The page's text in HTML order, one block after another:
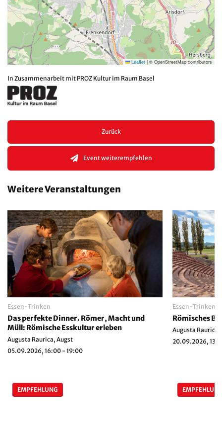
Leaflet | © OpenStreetMap contributors
In Zusammenarbeit mit PROZ Kultur im Raum Basel
Zurück
Event weiterempfehlen
Weitere Veranstaltungen
Essen-Trinken
Das perfekte Dinner. Römer, Macht und
Müll: Römische Esskultur erleben
Augusta Raurica, Augst
05.09.2026, 16:00 - 19:00
Essen-Trinken
Römisches
Augusta Raurica,
20.09.2026,
EMPFEHLUNG